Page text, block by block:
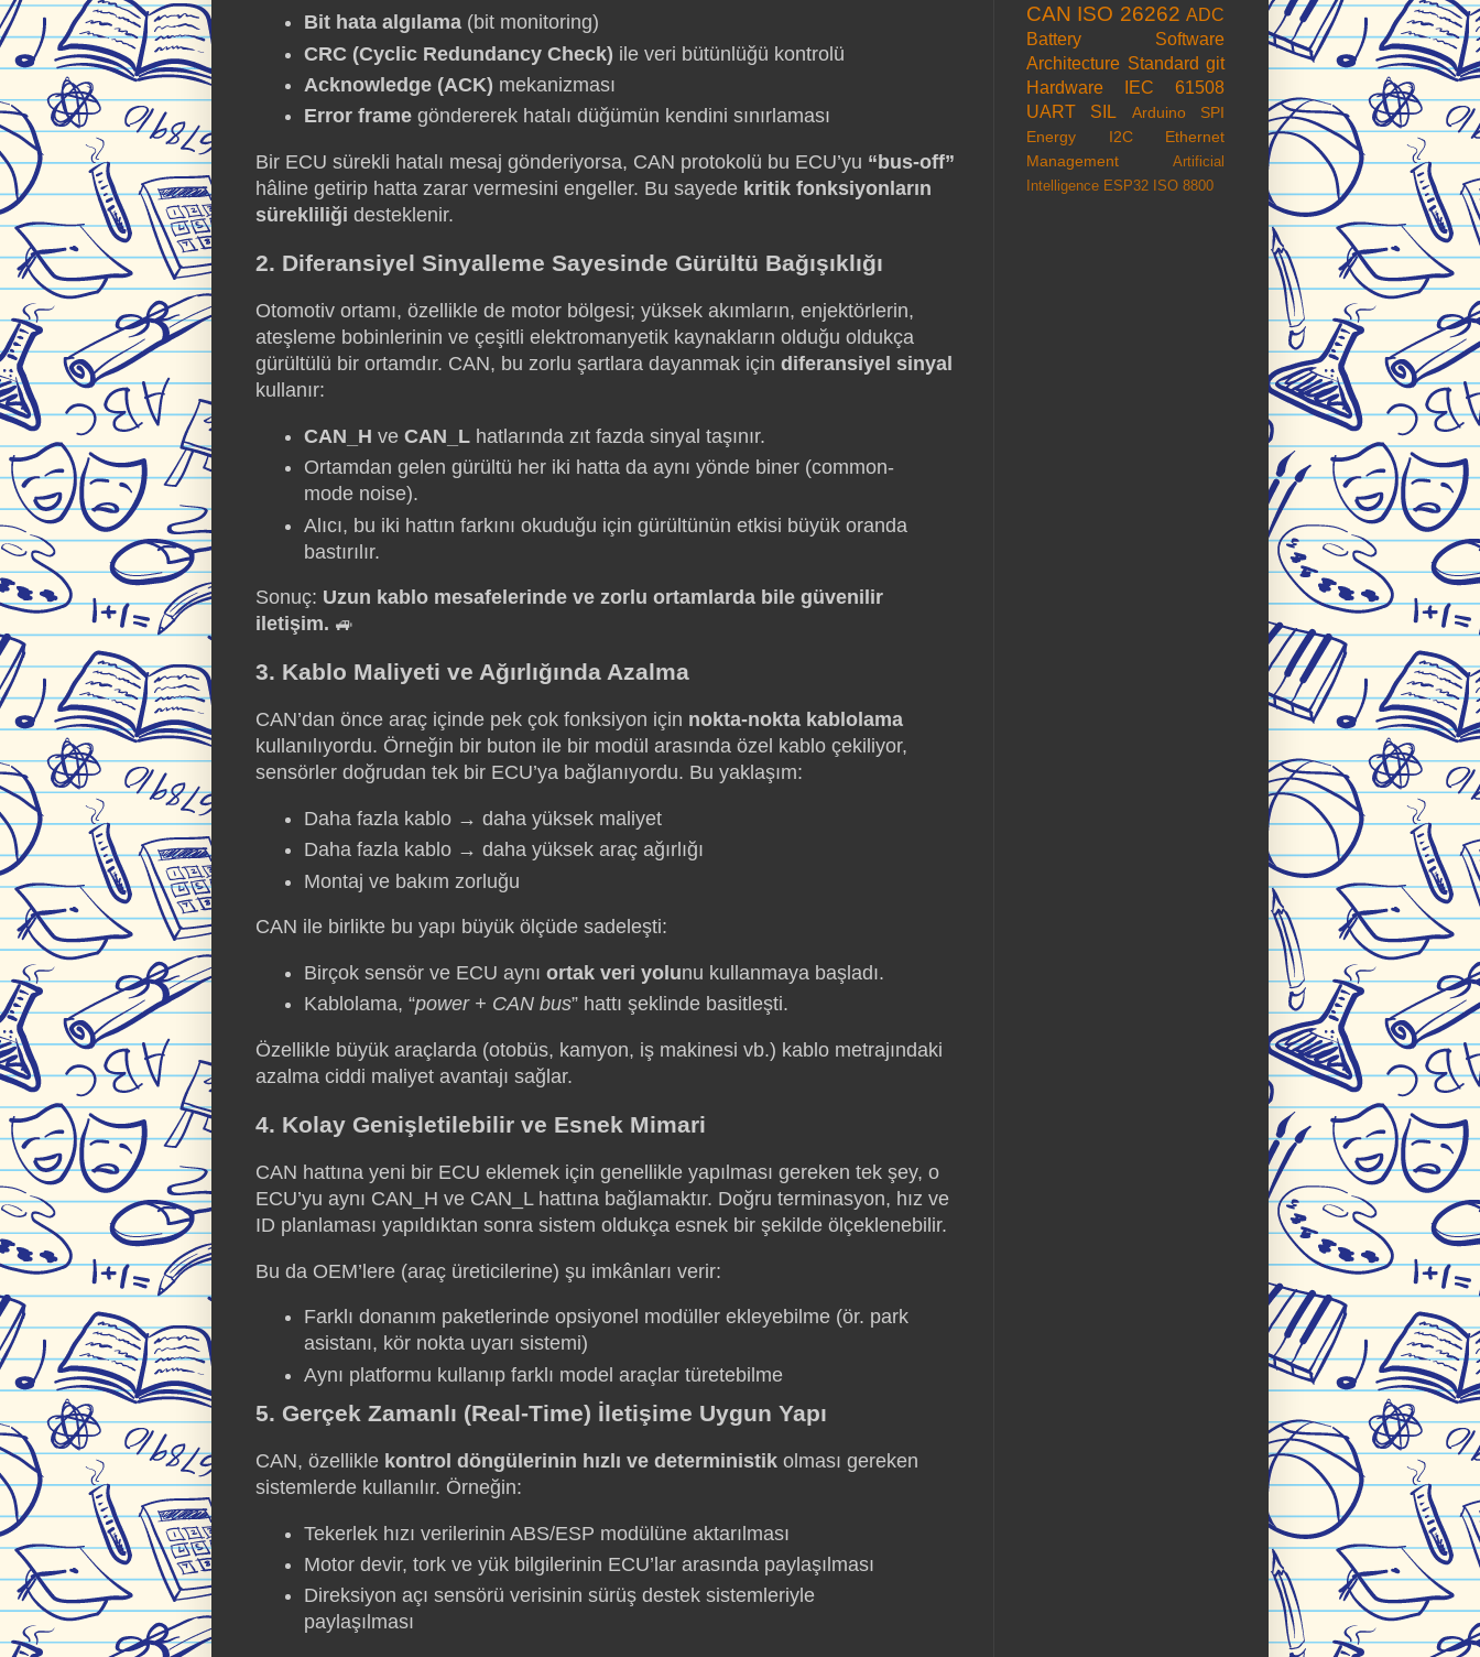
Bit hata algılama (bit monitoring)
CRC (Cyclic Redundancy Check) ile veri bütünlüğü kontrolü
Acknowledge (ACK) mekanizması
Error frame göndererek hatalı düğümün kendini sınırlaması
Bir ECU sürekli hatalı mesaj gönderiyorsa, CAN protokolü bu ECU’yu “bus-off”
hâline getirip hatta zarar vermesini engeller. Bu sayede kritik fonksiyonların
sürekliliği desteklenir.
2. Diferansiyel Sinyalleme Sayesinde Gürültü Bağışıklığı
Otomotiv ortamı, özellikle de motor bölgesi; yüksek akımların, enjektörlerin,
ateşleme bobinlerinin ve çeşitli elektromanyetik kaynakların olduğu oldukça
gürültülü bir ortamdır. CAN, bu zorlu şartlara dayanmak için diferansiyel sinyal
kullanır:
CAN_H ve CAN_L hatlarında zıt fazda sinyal taşınır.
Ortamdan gelen gürültü her iki hatta da aynı yönde biner (common-
mode noise).
Alıcı, bu iki hattın farkını okuduğu için gürültünün etkisi büyük oranda
bastırılır.
Sonuç: Uzun kablo mesafelerinde ve zorlu ortamlarda bile güvenilir
iletişim. 🚙
3. Kablo Maliyeti ve Ağırlığında Azalma
CAN’dan önce araç içinde pek çok fonksiyon için nokta-nokta kablolama
kullanılıyordu. Örneğin bir buton ile bir modül arasında özel kablo çekiliyor,
sensörler doğrudan tek bir ECU’ya bağlanıyordu. Bu yaklaşım:
Daha fazla kablo → daha yüksek maliyet
Daha fazla kablo → daha yüksek araç ağırlığı
Montaj ve bakım zorluğu
CAN ile birlikte bu yapı büyük ölçüde sadeleşti:
Birçok sensör ve ECU aynı ortak veri yolunu kullanmaya başladı.
Kablolama, “power + CAN bus” hattı şeklinde basitleşti.
Özellikle büyük araçlarda (otobüs, kamyon, iş makinesi vb.) kablo metrajındaki
azalma ciddi maliyet avantajı sağlar.
4. Kolay Genişletilebilir ve Esnek Mimari
CAN hattına yeni bir ECU eklemek için genellikle yapılması gereken tek şey, o
ECU’yu aynı CAN_H ve CAN_L hattına bağlamaktır. Doğru terminasyon, hız ve
ID planlaması yapıldıktan sonra sistem oldukça esnek bir şekilde ölçeklenebilir.
Bu da OEM’lere (araç üreticilerine) şu imkânları verir:
Farklı donanım paketlerinde opsiyonel modüller ekleyebilme (ör. park
asistanı, kör nokta uyarı sistemi)
Aynı platformu kullanıp farklı model araçlar türetebilme
5. Gerçek Zamanlı (Real-Time) İletişime Uygun Yapı
CAN, özellikle kontrol döngülerinin hızlı ve deterministik olması gereken
sistemlerde kullanılır. Örneğin:
Tekerlek hızı verilerinin ABS/ESP modülüne aktarılması
Motor devir, tork ve yük bilgilerinin ECU’lar arasında paylaşılması
Direksiyon açı sensörü verisinin sürüş destek sistemleriyle
paylaşılması
CAN ISO 26262 ADC
Battery
Software
Architecture Standard git
Hardware
IEC 61508
UART
SIL Arduino
SPI
Energy
I2C
Ethernet
Management
Artificial
Intelligence ESP32 ISO 8800